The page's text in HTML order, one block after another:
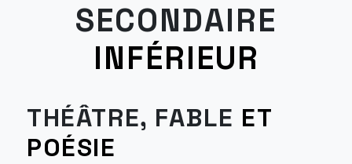
SECONDAIRE
INFÉRIEUR
THÉÂTRE, FABLE ET
POÉSIE